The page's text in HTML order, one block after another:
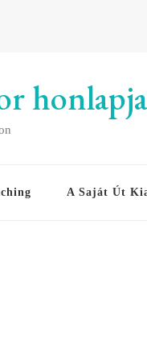
honlapja
A Saját Út